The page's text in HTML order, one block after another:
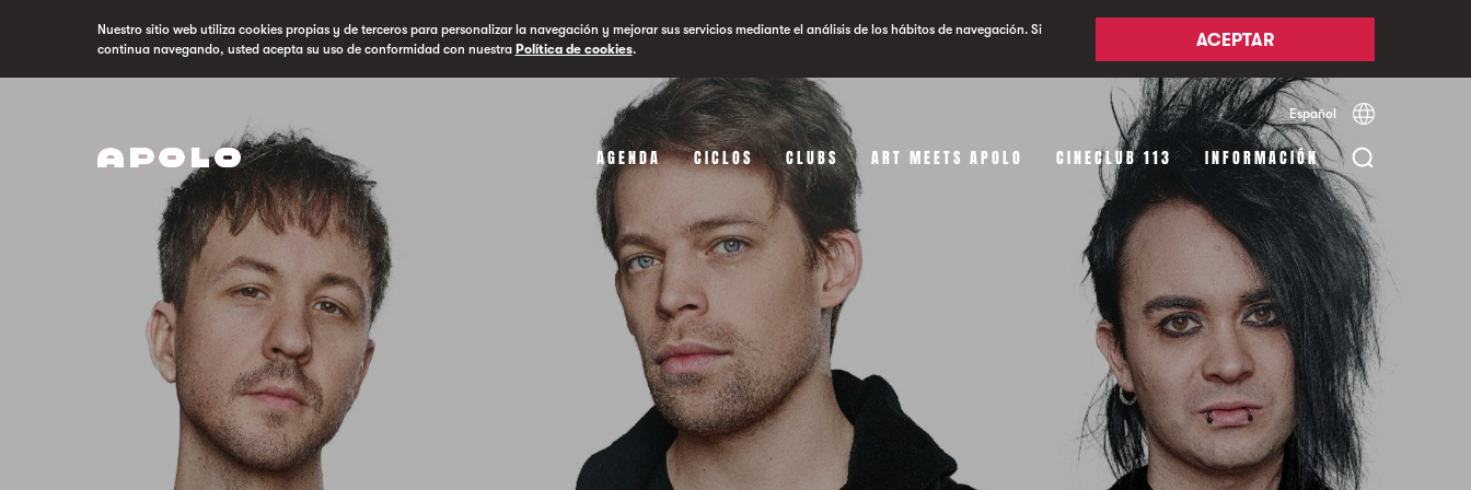
Nuestro sitio web utiliza cookies propias y de terceros para personalizar la navegación y mejorar sus servicios mediante el análisis de los hábitos de navegación. Si
continua navegando, usted acepta su uso de conformidad con nuestra Política de cookies. ACEPTAR
Español Català
AGENDA CICLOS CLUBS ART MEETS APOLO CINECLUB 113 INFORMACIÓN